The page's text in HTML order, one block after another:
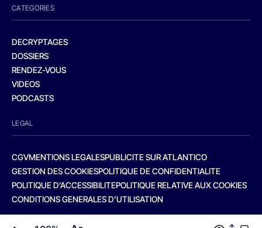
CATEGORIES
DECRYPTAGES
DOSSIERS
RENDEZ-VOUS
VIDEOS
PODCASTS
LEGAL
CGVMENTIONS LEGALESPUBLICITE SUR ATLANTICO
GESTION DES COOKIESPOLITIQUE DE CONFIDENTIALITE
POLITIQUE D’ACCESSIBILITEPOLITIQUE RELATIVE AUX COOKIES
CONDITIONS GENERALES D’UTILISATION